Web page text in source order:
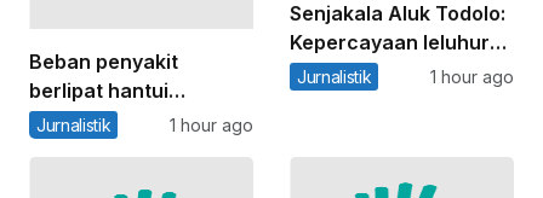
Beban penyakit
berlipat hantui
masyarakat adat:
Jurnalistik 1 hour ago
Senjakala Aluk Todolo:
Kepercayaan leluhur
penjaga alam di
Jurnalistik 1 hour ago